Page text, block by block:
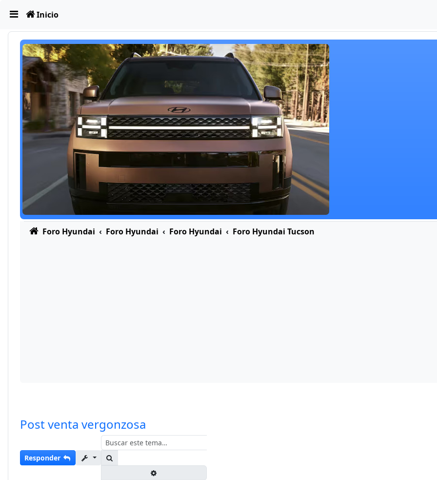
Obviar Inicio
Foro Hyundai Foro Hyundai Foro Hyundai Foro Hyundai Tucson
Post venta vergonzosa
Responder